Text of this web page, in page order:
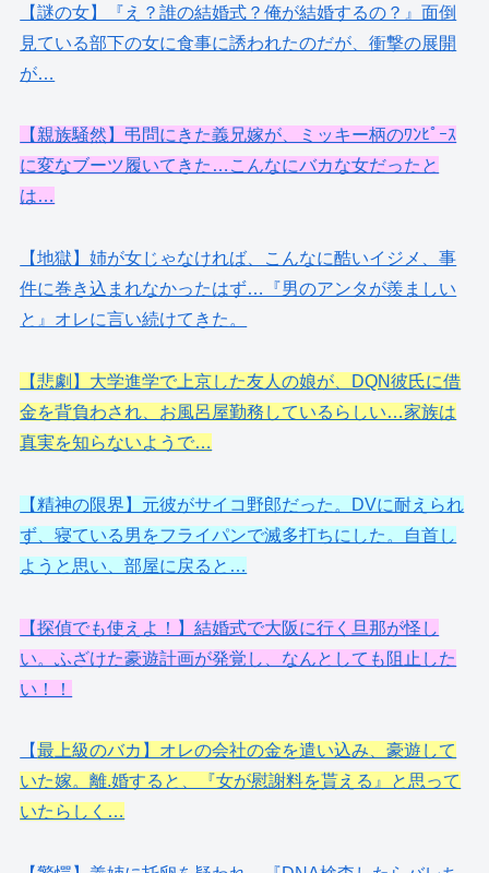
【謎の女】『え？誰の結婚式？俺が結婚するの？』面倒
見ている部下の女に食事に誘われたのだが、衝撃の展開
が…
【親族騒然】弔問にきた義兄嫁が、ミッキー柄のﾜﾝﾋﾟｰｽ
に変なブーツ履いてきた…こんなにバカな女だったと
は…
【地獄】姉が女じゃなければ、こんなに酷いイジメ、事
件に巻き込まれなかったはず…『男のアンタが羨ましい
と』オレに言い続けてきた。
【悲劇】大学進学で上京した友人の娘が、DQN彼氏に借
金を背負わされ、お風呂屋勤務しているらしい…家族は
真実を知らないようで…
【精神の限界】元彼がサイコ野郎だった。DVに耐えられ
ず、寝ている男をフライパンで滅多打ちにした。自首し
ようと思い、部屋に戻ると…
【探偵でも使えよ！】結婚式で大阪に行く旦那が怪し
い。ふざけた豪遊計画が発覚し、なんとしても阻止した
い！！
【最上級のバカ】オレの会社の金を遣い込み、豪遊して
いた嫁。離.婚すると、『女が慰謝料を貰える』と思って
いたらしく…